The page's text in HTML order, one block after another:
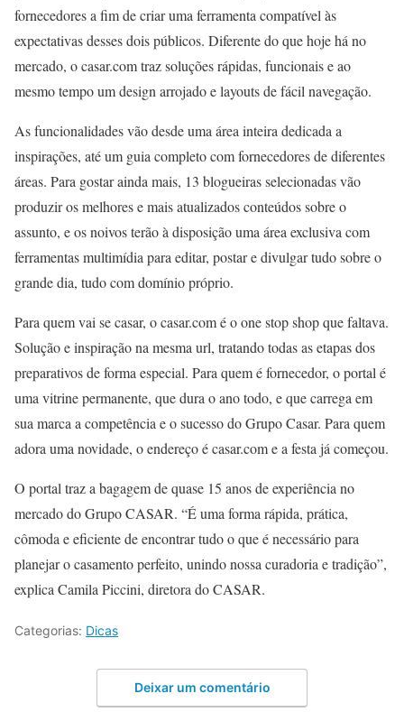
fornecedores a fim de criar uma ferramenta compatível às
expectativas desses dois públicos. Diferente do que hoje há no
mercado, o casar.com traz soluções rápidas, funcionais e ao
mesmo tempo um design arrojado e layouts de fácil navegação.
As funcionalidades vão desde uma área inteira dedicada a
inspirações, até um guia completo com fornecedores de diferentes
áreas. Para gostar ainda mais, 13 blogueiras selecionadas vão
produzir os melhores e mais atualizados conteúdos sobre o
assunto, e os noivos terão à disposição uma área exclusiva com
ferramentas multimídia para editar, postar e divulgar tudo sobre o
grande dia, tudo com domínio próprio.
Para quem vai se casar, o casar.com é o one stop shop que faltava.
Solução e inspiração na mesma url, tratando todas as etapas dos
preparativos de forma especial. Para quem é fornecedor, o portal é
uma vitrine permanente, que dura o ano todo, e que carrega em
sua marca a competência e o sucesso do Grupo Casar. Para quem
adora uma novidade, o endereço é casar.com e a festa já começou.
O portal traz a bagagem de quase 15 anos de experiência no
mercado do Grupo CASAR. “É uma forma rápida, prática,
cômoda e eficiente de encontrar tudo o que é necessário para
planejar o casamento perfeito, unindo nossa curadoria e tradição”,
explica Camila Piccini, diretora do CASAR.
Categorias: Dicas
Deixar um comentário